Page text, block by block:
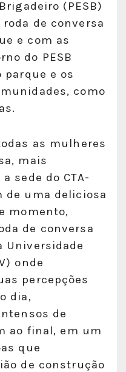
(PESB)
de conversa
e com as
do PESB
parque e os
como
as mulheres
mais
sede do CTA-
de uma deliciosa
momento,
de conversa
Universidade
onde
percepções
dia,
de
ao final, em um
que
de construção